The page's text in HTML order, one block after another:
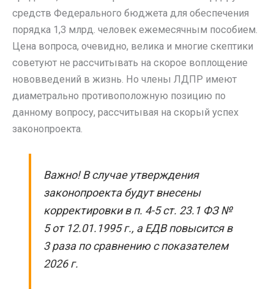
средств Федерального бюджета для обеспечения
порядка 1,3 млрд. человек ежемесячным пособием.
Цена вопроса, очевидно, велика и многие скептики
советуют не рассчитывать на скорое воплощение
нововведений в жизнь. Но члены ЛДПР имеют
диаметрально противоположную позицию по
данному вопросу, рассчитывая на скорый успех
законопроекта.
Важно! В случае утверждения
законопроекта будут внесены
корректировки в п. 4-5 ст. 23.1 ФЗ №
5 от 12.01.1995 г., а ЕДВ повысится в
3 раза по сравнению с показателем
2026 г.